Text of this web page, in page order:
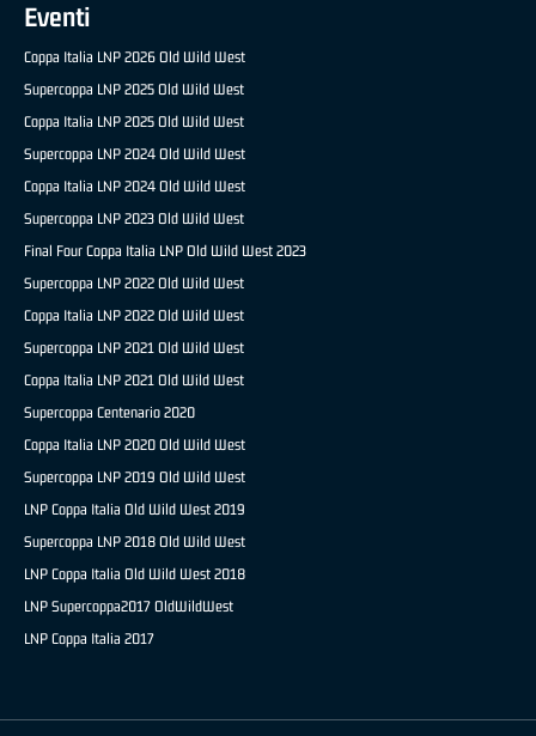
Eventi
Coppa Italia LNP 2026 Old Wild West
Supercoppa LNP 2025 Old Wild West
Coppa Italia LNP 2025 Old Wild West
Supercoppa LNP 2024 Old Wild West
Coppa Italia LNP 2024 Old Wild West
Supercoppa LNP 2023 Old Wild West
Final Four Coppa Italia LNP Old Wild West 2023
Supercoppa LNP 2022 Old Wild West
Coppa Italia LNP 2022 Old Wild West
Supercoppa LNP 2021 Old Wild West
Coppa Italia LNP 2021 Old Wild West
Supercoppa Centenario 2020
Coppa Italia LNP 2020 Old Wild West
Supercoppa LNP 2019 Old Wild West
LNP Coppa Italia Old Wild West 2019
Supercoppa LNP 2018 Old Wild West
LNP Coppa Italia Old Wild West 2018
LNP Supercoppa2017 OldWildWest
LNP Coppa Italia 2017